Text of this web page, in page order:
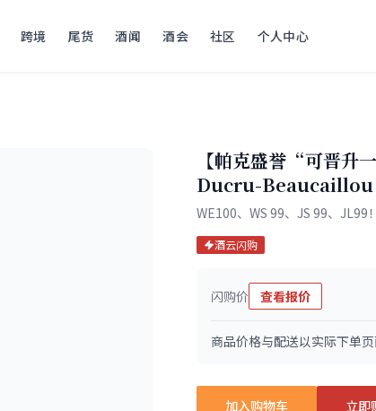
跨境 尾货 酒闻 酒会 社区 个人中心
【帕克盛誉“可晋升
Ducru-Beaucaillou
WE100、WS 99、JS 99、
酒云闪购
闪购价 查看报价
商品价格与配送以实际下单
加入购物车 立即